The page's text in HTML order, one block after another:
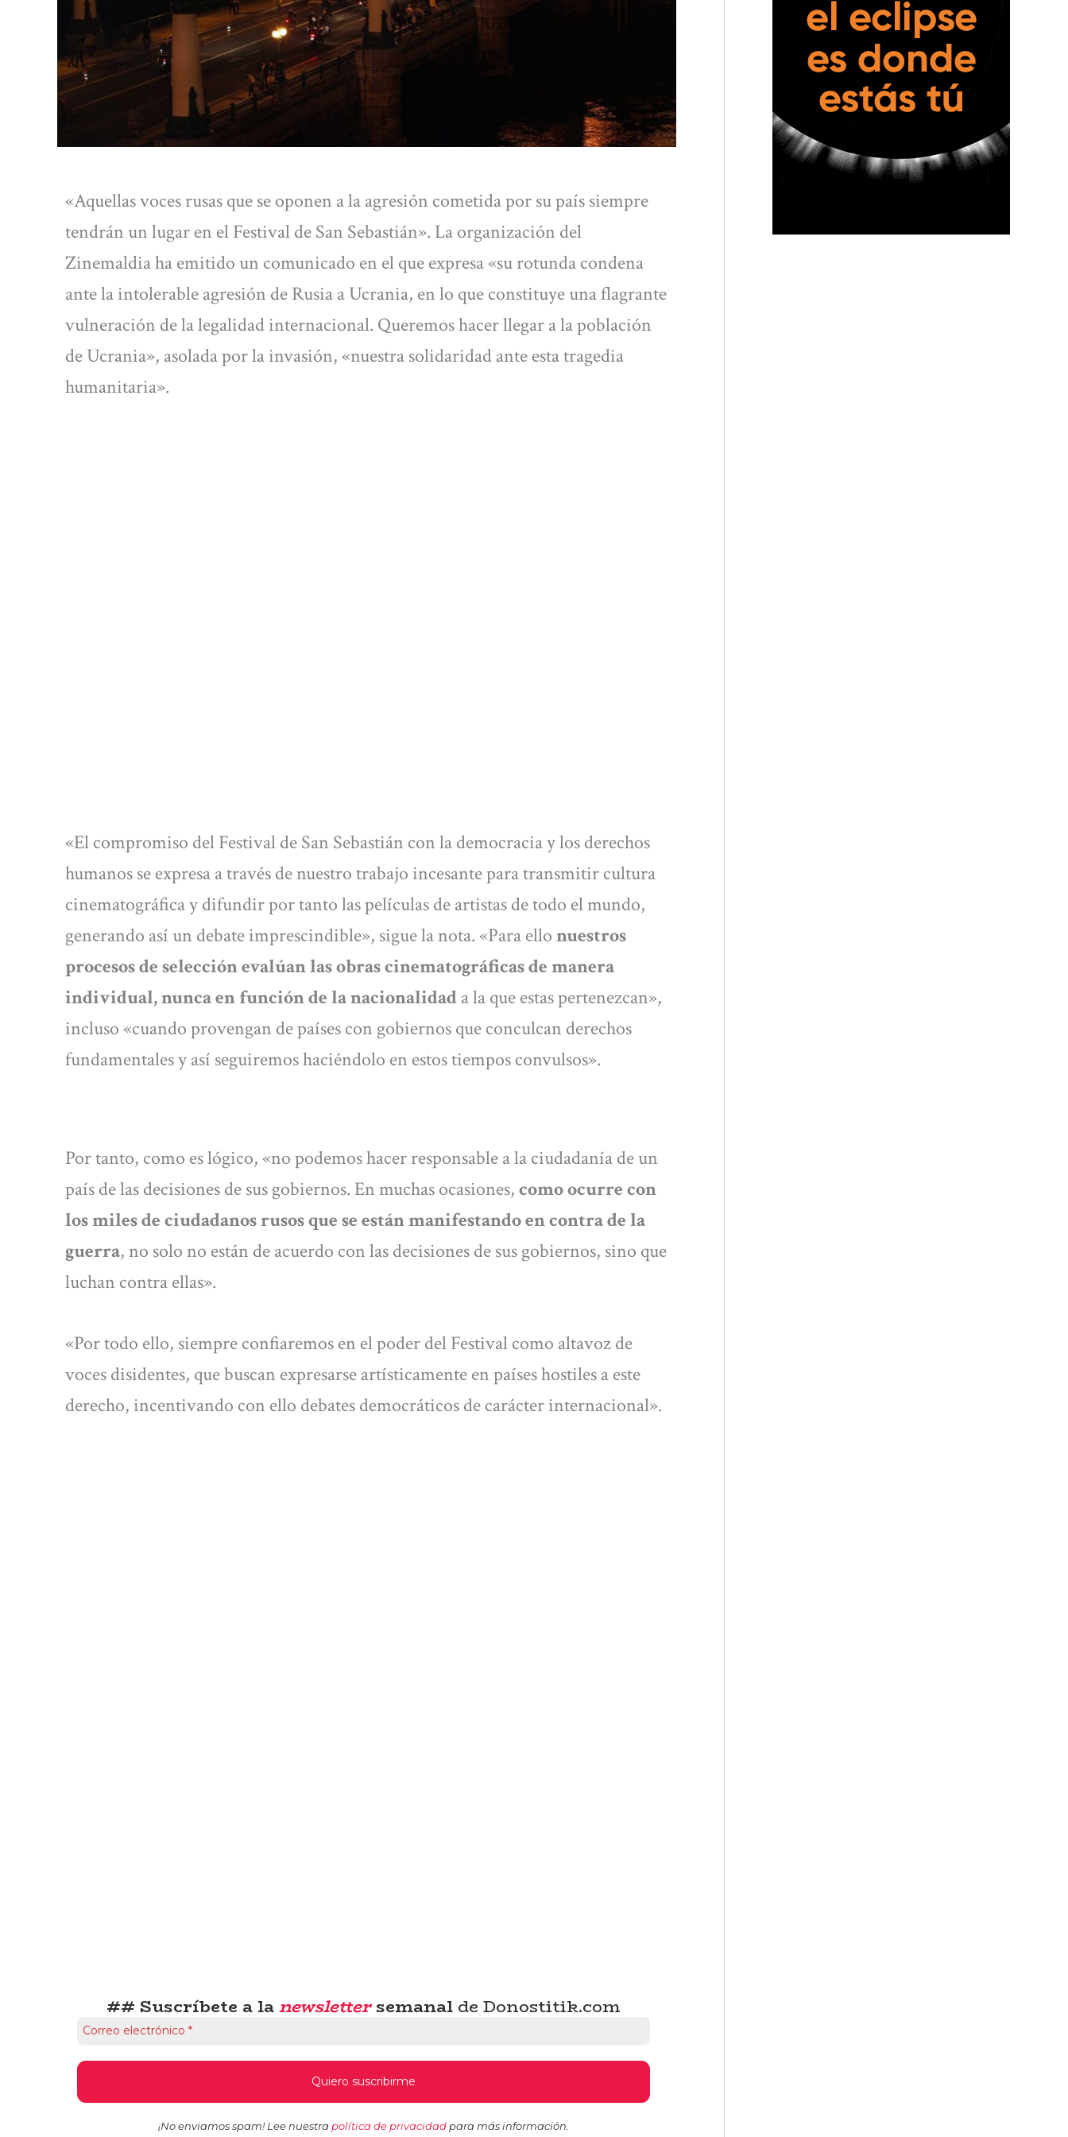
«Aquellas voces rusas que se oponen a la agresión cometida por su país siempre
tendrán un lugar en el Festival de San Sebastián». La organización del
Zinemaldia ha emitido un comunicado en el que expresa «su rotunda condena
ante la intolerable agresión de Rusia a Ucrania, en lo que constituye una flagrante
vulneración de la legalidad internacional. Queremos hacer llegar a la población
de Ucrania», asolada por la invasión, «nuestra solidaridad ante esta tragedia
humanitaria».
«El compromiso del Festival de San Sebastián con la democracia y los derechos
humanos se expresa a través de nuestro trabajo incesante para transmitir cultura
cinematográfica y difundir por tanto las películas de artistas de todo el mundo,
generando así un debate imprescindible», sigue la nota. «Para ellonuestros
procesos de selección evalúan las obras cinematográficas de manera
individual, nunca en función de la nacionalidada la que estas pertenezcan»,
incluso «cuando provengan de países con gobiernos que conculcan derechos
fundamentales y así seguiremos haciéndolo en estos tiempos convulsos».
Por tanto, como es lógico, «no podemos hacer responsable a la ciudadanía de un
país de las decisiones de sus gobiernos. En muchas ocasiones,como ocurre con
los miles de ciudadanos rusos que se están manifestando en contra de la
guerra, no solo no están de acuerdo con las decisiones de sus gobiernos, sino que
luchan contra ellas».
«Por todo ello, siempre confiaremos en el poder del Festival como altavoz de
voces disidentes, que buscan expresarse artísticamente en países hostiles a este
derecho, incentivando con ello debates democráticos de carácter internacional».
## Suscríbete a lanewslettersemanal de Donostitik.com
¡No enviamos spam! Lee nuestra política de privacidad para más información.